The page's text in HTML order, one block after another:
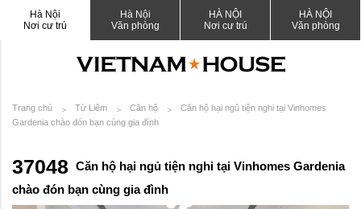
Hà Nội
Nơi cư trú
Hà Nội
Văn phòng
HÀ NỘI
Nơi cư trú
HÀ NỘI
Văn phòng
Trang chủ Từ Liêm Căn hộ
Căn hộ hại ngủ tiện nghi tại Vinhomes
Gardenia chào đón bạn cùng gia đình
37048 Căn hộ hại ngủ tiện nghi tại Vinhomes Gardenia
chào đón bạn cùng gia đình